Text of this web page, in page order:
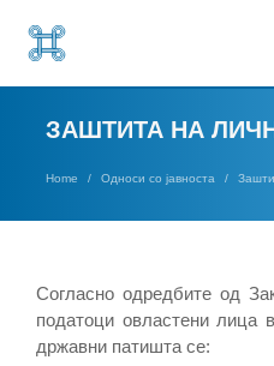
ЗАШТИТА НА
Home Односи со јавноста
Согласно одредбите од
податоци овластени лица
државни патишта се: